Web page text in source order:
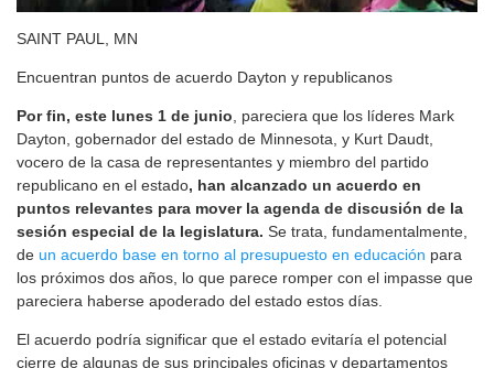
SAINT PAUL, MN
Encuentran puntos de acuerdo Dayton y republicanos
Por fin, este lunes 1 de junio, pareciera que los líderes Mark
Dayton, gobernador del estado de Minnesota, y Kurt Daudt,
vocero de la casa de representantes y miembro del partido
republicano en el estado, han alcanzado un acuerdo en
puntos relevantes para mover la agenda de discusión de la
sesión especial de la legislatura. Se trata, fundamentalmente,
de un acuerdo base en torno al presupuesto en educación para
los próximos dos años, lo que parece romper con el impasse que
pareciera haberse apoderado del estado estos días.
El acuerdo podría significar que el estado evitaría el potencial
cierre de algunas de sus principales oficinas y departamentos